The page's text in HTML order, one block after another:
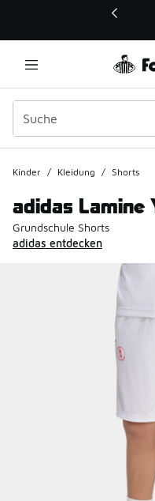
Dieser Link öffnet sich in
Kinder / Kleidung / Shorts
adidas Lamine
Grundschule Shorts
adidas entdecken